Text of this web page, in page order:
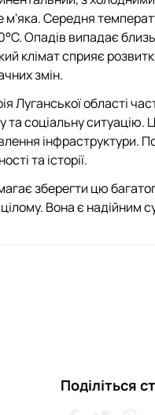
м'яка. Середня
Опадів випадає
клімат сприяє
змін.
Луганської області
та соціальну
інфраструктури.
та історії.
зберегти цю
Вона є надійним
Поділіться